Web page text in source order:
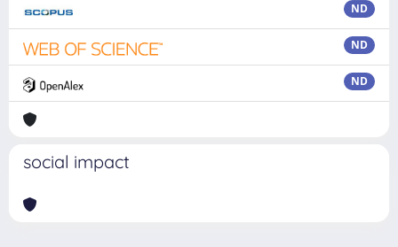
ND
ND
ND
social impact